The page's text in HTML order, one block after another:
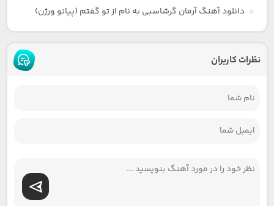
دانلود آهنگ آرمان گرشاسبی به نام از تو گفتم (پیانو ورژن)
نظرات کاربران